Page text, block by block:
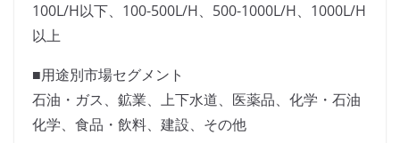
100L/H以下、100-500L/H、500-1000L/H、1000L/H
以上
■用途別市場セグメント
石油・ガス、鉱業、上下水道、医薬品、化学・石油
化学、食品・飲料、建設、その他